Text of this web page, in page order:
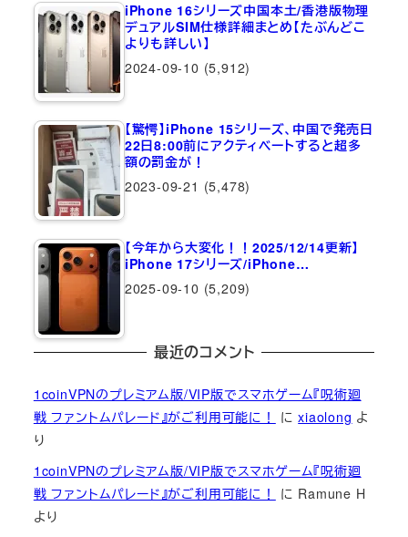
iPhone 16シリーズ中国本土/香港版物理
デュアルSIM仕様詳細まとめ【たぶんどこ
よりも詳しい】
2024-09-10 (5,912)
【驚愕】iPhone 15シリーズ、中国で発売日
22日8:00前にアクティベートすると超多
額の罰金が！
2023-09-21 (5,478)
【今年から大変化！！2025/12/14更新】
iPhone 17シリーズ/iPhone…
2025-09-10 (5,209)
最近のコメント
1coinVPNのプレミアム版/VIP版でスマホゲーム『呪術廻
戦 ファントムパレード』がご利用可能に！
にxiaolong よ
り
1coinVPNのプレミアム版/VIP版でスマホゲーム『呪術廻
戦 ファントムパレード』がご利用可能に！
に Ramune H
より